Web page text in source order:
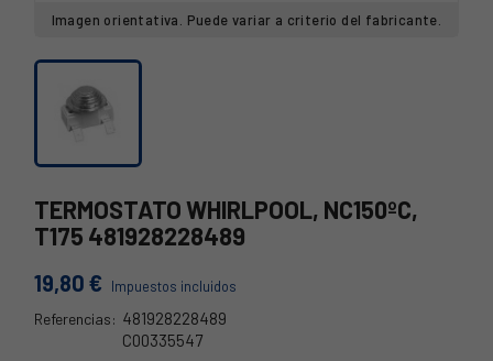
Imagen orientativa. Puede variar a criterio del fabricante.
TERMOSTATO WHIRLPOOL, NC150ºC,
T175 481928228489
19,80 € Impuestos incluidos
Referencias: 481928228489
C00335547